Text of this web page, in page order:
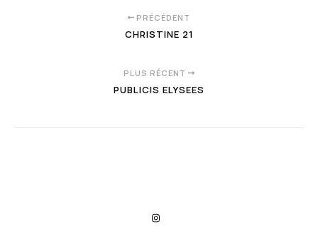
PRÉCÉDENT
CHRISTINE 21
PLUS RÉCENT
PUBLICIS ELYSEES